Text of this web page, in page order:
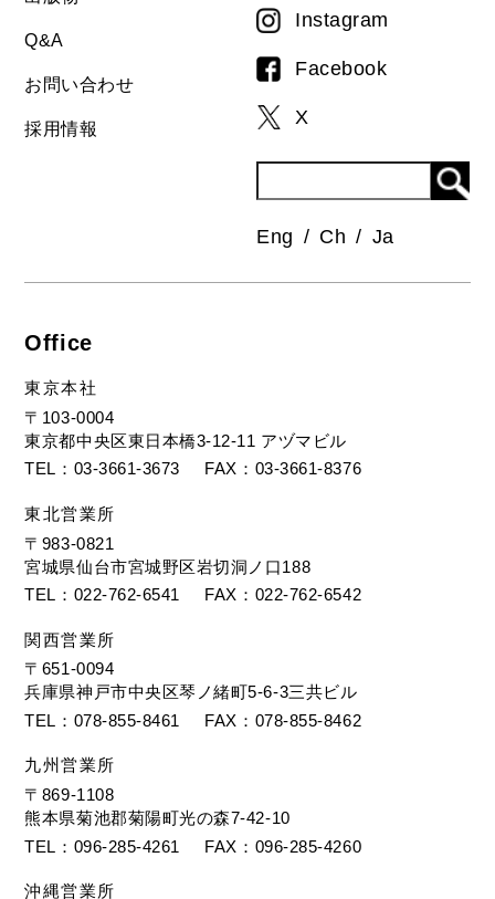
Q&A
お問い合わせ
採用情報
Instagram
Facebook
X
Eng Ch Ja
Office
東京本社
〒103-0004
東京都中央区東日本橋3-12-11 アヅマビル
TEL
03-3661-3673 FAX 03-3661-8376
東北営業所
〒983-0821
宮城県仙台市宮城野区岩切洞ノ口188
TEL
022-762-6541 FAX 022-762-6542
関西営業所
〒651-0094
兵庫県神戸市中央区琴ノ緒町5-6-3三共ビル
TEL
078-855-8461 FAX 078-855-8462
九州営業所
〒869-1108
熊本県菊池郡菊陽町光の森7-42-10
TEL
096-285-4261 FAX 096-285-4260
沖縄営業所